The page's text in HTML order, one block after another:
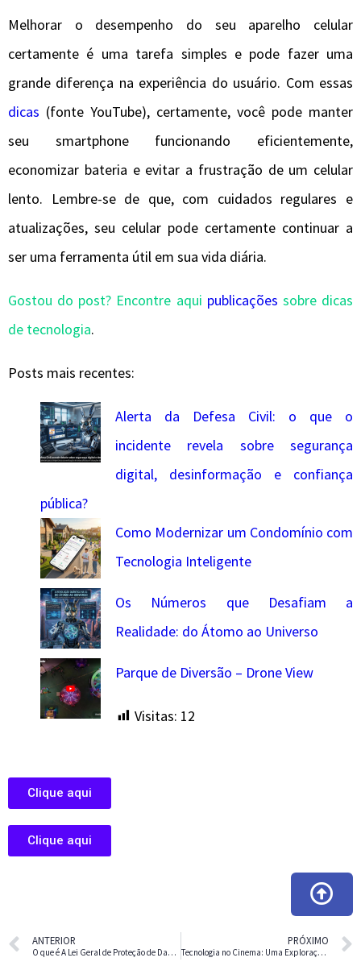
Melhorar o desempenho do seu aparelho celular
certamente é uma tarefa simples e pode fazer uma
grande diferença na experiência do usuário. Com essas
dicas (fonte YouTube), certamente, você pode manter
seu smartphone funcionando eficientemente,
economizar bateria e evitar a frustração de um celular
lento. Lembre-se de que, com cuidados regulares e
atualizações, seu celular pode certamente continuar a
ser uma ferramenta útil em sua vida diária.
Gostou do post? Encontre aqui publicações sobre dicas
de tecnologia.
Posts mais recentes:
Alerta da Defesa Civil: o que o
incidente revela sobre segurança
digital, desinformação e confiança
pública?
Como Modernizar um Condomínio com
Tecnologia Inteligente
Os Números que Desafiam a
Realidade: do Átomo ao Universo
Parque de Diversão – Drone View
Visitas: 12
Clique aqui
Clique aqui
ANTERIOR
O que é A Lei Geral de Proteção de Dados Pessoais (LGPD)
PRÓXIMO
Tecnologia no Cinema: Uma Exploração de Filmes Memoráveis